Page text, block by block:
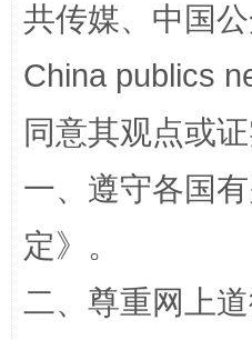
共传媒、中国
China publics
同意其观点或
一、遵守各国
定》。
二、尊重网上